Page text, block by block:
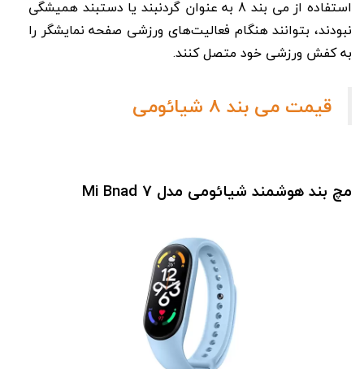
استفاده از می بند 8 به عنوان گردنبند یا دستبند همیشگی
نبودند، بتوانند هنگام فعالیت‌های ورزشی صفحه نمایشگر را
به کفش ورزشی خود متصل کنند.
قیمت می بند 8 شیائومی
مچ بند هوشمند شیائومی مدل Mi Bnad 7